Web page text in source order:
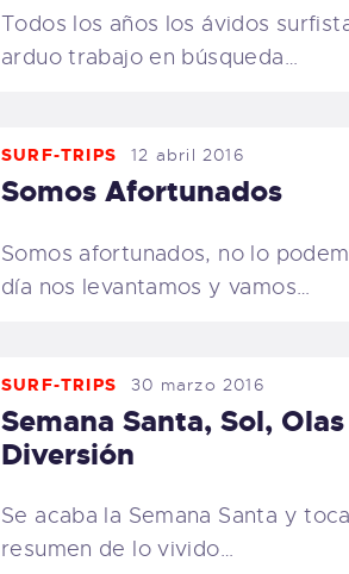
Todos los años los ávidos
arduo trabajo en búsqueda…
SURF-TRIPS 12 abril 2016
Somos Afortunados
Somos afortunados, no lo
día nos levantamos y vamos…
SURF-TRIPS 30 marzo 2016
Semana Santa, Sol,
Diversión
Se acaba la Semana Santa y
resumen de lo vivido…